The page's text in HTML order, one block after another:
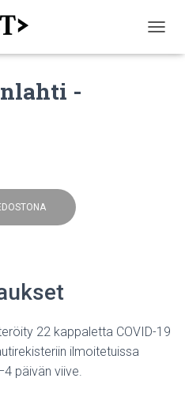
A
S
-
22 kappaletta COVID-19
ilmoitetuissa
päivän viive.